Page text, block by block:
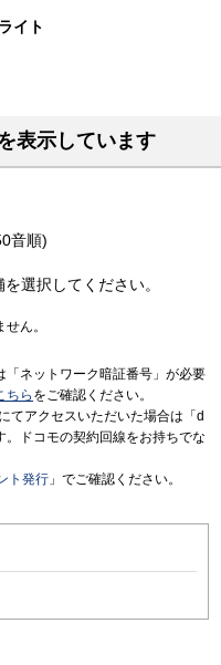
イト
表示しています
音順)
選択してください。
ん。
「ネットワーク暗証番号」が必要
ちら をご確認ください。
てアクセスいただいた場合は「d
ドコモの契約回線をお持ちでな
ト発行 」でご確認ください。